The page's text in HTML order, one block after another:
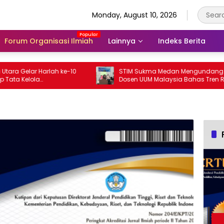
Monday, August 10, 2026
Forum Organisasi Ilmiah Lainnya Indeks Berita
Harlah ke-10
Board Jurnal
STIM Sukma Medan Mengundang 2
Dosen UUM Malaysia Bahas Tren Riset
Bahasa Berbasis Bibliometrik